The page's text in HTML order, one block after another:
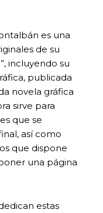
es una
de su
incluyendo su
publicada
novela gráfica
sirve para
que se
así como
que dispone
una página
estas